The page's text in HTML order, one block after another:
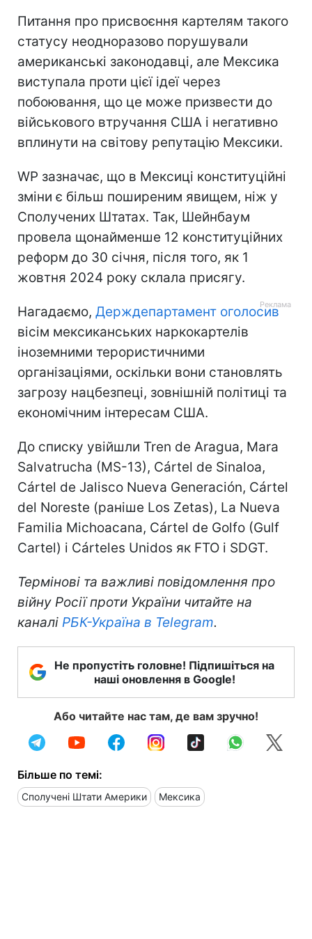
Питання про присвоєння картелям такого
статусу неодноразово порушували
американські законодавці, але Мексика
виступала проти цієї ідеї через
побоювання, що це може призвести до
військового втручання США і негативно
вплинути на світову репутацію Мексики.
WP зазначає, що в Мексиці конституційні
зміни є більш поширеним явищем, ніж у
Сполучених Штатах. Так, Шейнбаум
провела щонайменше 12 конституційних
реформ до 30 січня, після того, як 1
жовтня 2024 року склала присягу.
Нагадаємо, Держдепартамент оголосив
вісім мексиканських наркокартелів
іноземними терористичними
організаціями, оскільки вони становлять
загрозу нацбезпеці, зовнішній політиці та
економічним інтересам США.
До списку увійшли Tren de Aragua, Mara
Salvatrucha (MS-13), Cártel de Sinaloa,
Cártel de Jalisco Nueva Generación, Cártel
del Noreste (раніше Los Zetas), La Nueva
Familia Michoacana, Cártel de Golfo (Gulf
Cartel) і Cárteles Unidos як FTO і SDGT.
Термінові та важливі повідомлення про
війну Росії проти України читайте на
каналі РБК-Україна в Telegram.
Не пропустіть головне! Підпишіться на
наші оновлення в Google!
Або читайте нас там, де вам зручно!
Більше по темі:
Сполучені Штати Америки Мексика